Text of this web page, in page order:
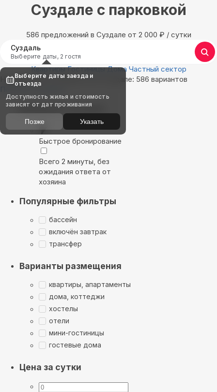
Суздале с парковкой
586 предложений в Суздале oт 2 000 ₽ / сутки
Суздаль
Выберите даты, 2 гостя
Квартиры Гостиницы Дома Частный сектор
Найдём, где остановиться в Суздале: 586 вариантов
Показать на карте
Выбирайте лучшее
Быстрое бронирование
Всего 2 минуты, без
ожидания ответа от
хозяина
Популярные фильтры
бассейн
включён завтрак
трансфер
Варианты размещения
квартиры, апартаменты
дома, коттеджи
хостелы
отели
мини-гостиницы
гостевые дома
Цена за сутки
Выберите даты заезда и
отъезда
Доступность жилья и стоимость
зависят от дат проживания
Позже Указать